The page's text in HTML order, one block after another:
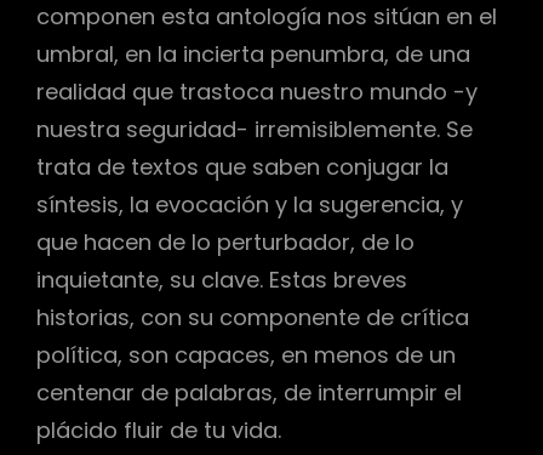
componen esta antología nos sitúan en el
umbral, en la incierta penumbra, de una
realidad que trastoca nuestro mundo -y
nuestra seguridad- irremisiblemente. Se
trata de textos que saben conjugar la
síntesis, la evocación y la sugerencia, y
que hacen de lo perturbador, de lo
inquietante, su clave. Estas breves
historias, con su componente de crítica
política, son capaces, en menos de un
centenar de palabras, de interrumpir el
plácido fluir de tu vida.